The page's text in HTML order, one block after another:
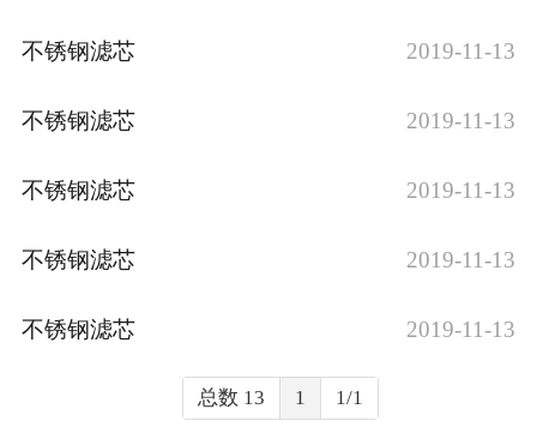
不锈钢滤芯 2019-11-13
不锈钢滤芯 2019-11-13
不锈钢滤芯 2019-11-13
不锈钢滤芯 2019-11-13
不锈钢滤芯 2019-11-13
总数 13 1 1/1